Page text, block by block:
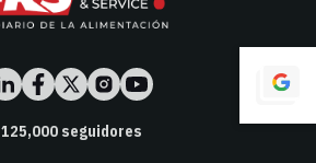
125,000seguidores